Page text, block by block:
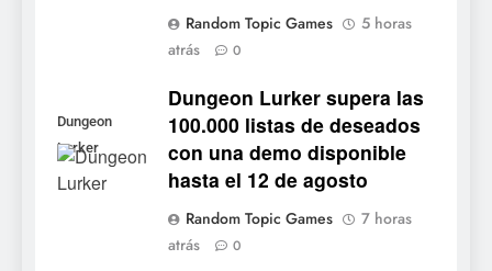
Random Topic Games
5 horas
atrás
0
Dungeon
Lurker
Dungeon Lurker supera las
100.000 listas de deseados
con una demo disponible
hasta el 12 de agosto
Random Topic Games
7 horas
atrás
0
Collector’s Cove: una granja
flotante con alma de álbum
de cromos
NOTICIAS DE VIDEOJUEGOS
6
Palworld 1.0: fecha,
con el lanzamiento
completo
NOTICIAS DE VIDEOJUEGOS